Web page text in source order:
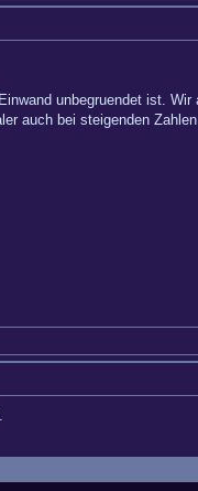
unbegruendet ist.
auch bei steigenden